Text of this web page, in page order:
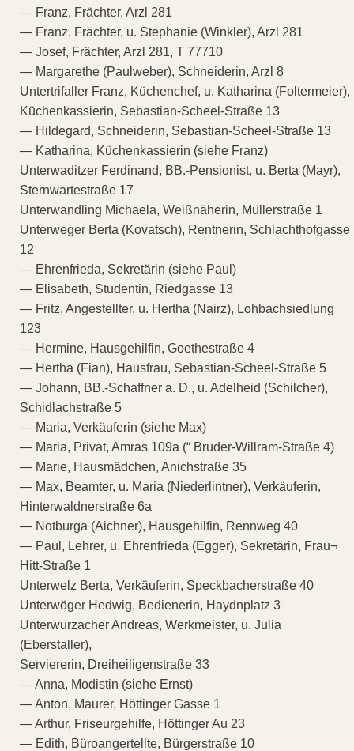
— Franz, Frächter, Arzl 281
— Franz, Frächter, u. Stephanie (Winkler), Arzl 281
— Josef, Frächter, Arzl 281, T 77710
— Margarethe (Paulweber), Schneiderin, Arzl 8
Untertrifaller Franz, Küchenchef, u. Katharina (Foltermeier),
Küchenkassierin, Sebastian-Scheel-Straße 13
— Hildegard, Schneiderin, Sebastian-Scheel-Straße 13
— Katharina, Küchenkassierin (siehe Franz)
Unterwaditzer Ferdinand, BB.-Pensionist, u. Berta (Mayr),
Sternwartestraße 17
Unterwandling Michaela, Weißnäherin, Müllerstraße 1
Unterweger Berta (Kovatsch), Rentnerin, Schlachthofgasse
12
— Ehrenfrieda, Sekretärin (siehe Paul)
— Elisabeth, Studentin, Riedgasse 13
— Fritz, Angestellter, u. Hertha (Nairz), Lohbachsiedlung
123
— Hermine, Hausgehilfin, Goethestraße 4
— Hertha (Fian), Hausfrau, Sebastian-Scheel-Straße 5
— Johann, BB.-Schaffner a. D., u. Adelheid (Schilcher),
Schidlachstraße 5
— Maria, Verkäuferin (siehe Max)
— Maria, Privat, Amras 109a (“ Bruder-Willram-Straße 4)
— Marie, Hausmädchen, Anichstraße 35
— Max, Beamter, u. Maria (Niederlintner), Verkäuferin,
Hinterwaldnerstraße 6a
— Notburga (Aichner), Hausgehilfin, Rennweg 40
— Paul, Lehrer, u. Ehrenfrieda (Egger), Sekretärin, Frau¬
Hitt-Straße 1
Unterwelz Berta, Verkäuferin, Speckbacherstraße 40
Unterwöger Hedwig, Bedienerin, Haydnplatz 3
Unterwurzacher Andreas, Werkmeister, u. Julia
(Eberstaller),
Serviererin, Dreiheiligenstraße 33
— Anna, Modistin (siehe Ernst)
— Anton, Maurer, Höttinger Gasse 1
— Arthur, Friseurgehilfe, Höttinger Au 23
— Edith, Büroangertellte, Bürgerstraße 10